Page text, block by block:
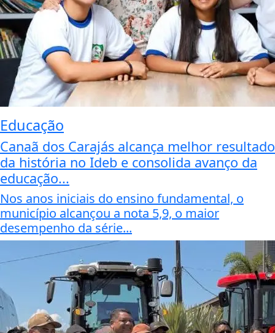
Educação
Canaã dos Carajás alcança melhor resultado
da história no Ideb e consolida avanço da
educação...
Nos anos iniciais do ensino fundamental, o
município alcançou a nota 5,9, o maior
desempenho da série...